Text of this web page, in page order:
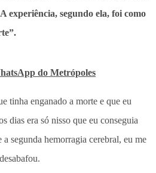
A experiência, segundo ela, foi como
do Metrópoles
tinha enganado a morte e que eu
dias era só nisso que eu conseguia
segunda hemorragia cerebral, eu me